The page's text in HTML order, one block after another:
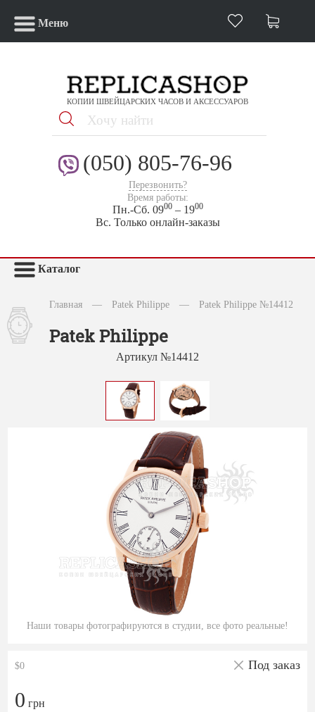
Меню
КОПИИ ШВЕЙЦАРСКИХ ЧАСОВ И АКСЕССУАРОВ
(050) 805-76-96
Перезвонить?
Время работы:
Пн.-Сб. 0900– 1900
Вс. Только онлайн-заказы
Каталог
Главная — Patek Philippe — Patek Philippe №14412
Patek Philippe
Артикул №14412
Наши товары фотографируются в студии, все фото реальные!
$0 Под заказ
0 грн